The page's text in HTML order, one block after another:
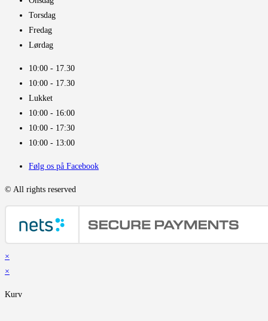
Torsdag
Fredag
Lørdag
10:00 - 17.30​
10:00 - 17.30​
Lukket
10:00 - 16:00​
10:00 - 17:30
10:00 - 13:00
Følg os på Facebook
© All rights reserved
×
×
Kurv